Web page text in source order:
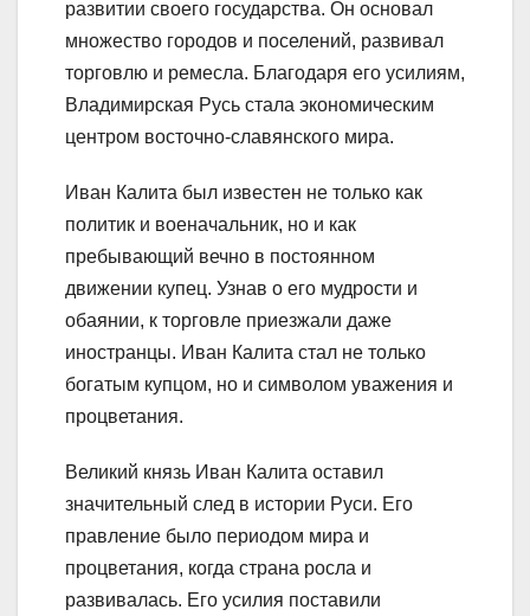
развитии своего государства. Он основал
множество городов и поселений, развивал
торговлю и ремесла. Благодаря его усилиям,
Владимирская Русь стала экономическим
центром восточно-славянского мира.
Иван Калита был известен не только как
политик и военачальник, но и как
пребывающий вечно в постоянном
движении купец. Узнав о его мудрости и
обаянии, к торговле приезжали даже
иностранцы. Иван Калита стал не только
богатым купцом, но и символом уважения и
процветания.
Великий князь Иван Калита оставил
значительный след в истории Руси. Его
правление было периодом мира и
процветания, когда страна росла и
развивалась. Его усилия поставили